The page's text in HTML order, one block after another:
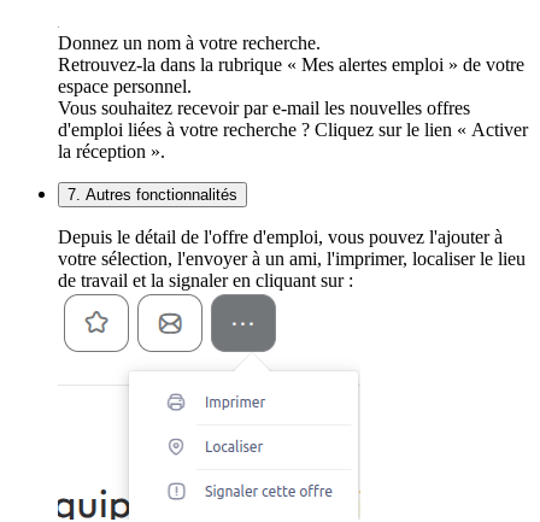
Donnez un nom à votre recherche.
Retrouvez-la dans la rubrique « Mes alertes emploi » de votre
espace personnel.
Vous souhaitez recevoir par e-mail les nouvelles offres
d'emploi liées à votre recherche ? Cliquez sur le lien « Activer
la réception ».
7. Autres fonctionnalités
Depuis le détail de l'offre d'emploi, vous pouvez l'ajouter à
votre sélection, l'envoyer à un ami, l'imprimer, localiser le lieu
de travail et la signaler en cliquant sur :